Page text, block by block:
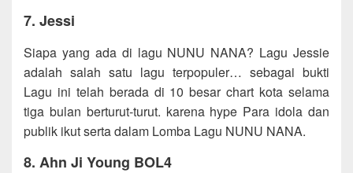
7. Jessi
Siapa yang ada di lagu NUNU NANA? Lagu Jessie
adalah salah satu lagu terpopuler… sebagai bukti
Lagu ini telah berada di 10 besar chart kota selama
tiga bulan berturut-turut. karena hype Para idola dan
publik ikut serta dalam Lomba Lagu NUNU NANA.
8. Ahn Ji Young BOL4